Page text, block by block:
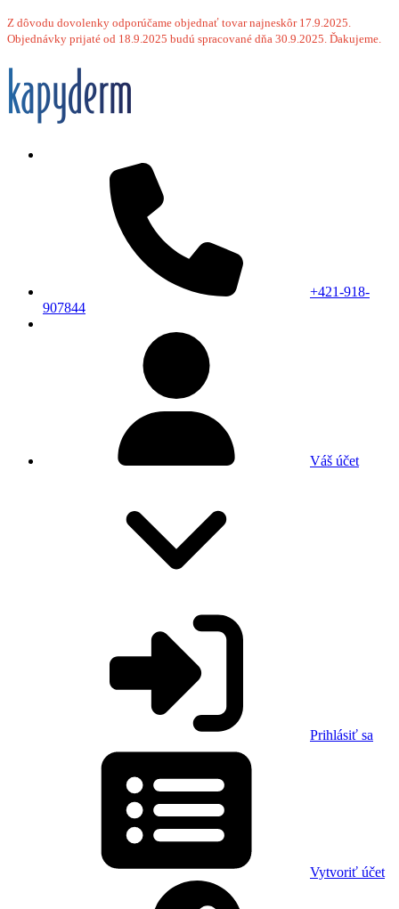
Z dôvodu dovolenky odporúčame objednať tovar najneskôr 17.9.2025.
Objednávky prijaté od 18.9.2025 budú spracované dňa 30.9.2025. Ďakujeme.
+421-918-
907844
Váš účet
Prihlásiť sa
Vytvoriť účet